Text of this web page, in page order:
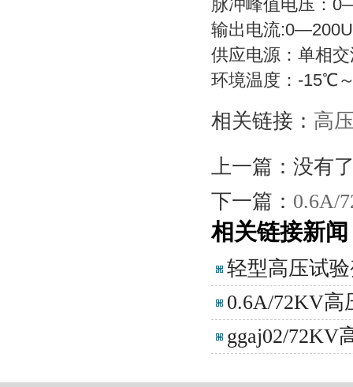
脉冲峰值电压：
输出电流
供应电源：单相
环境温度：-15℃
相关链接： 高
上一篇：没有
下一篇： 0.6A/
相关链接新闻
轻型高压试
0.6A/72KV高
ggaj02/72KV